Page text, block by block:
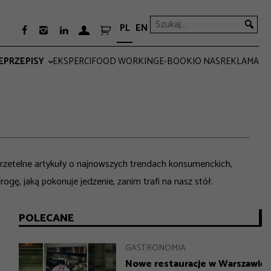
   PL EN
PRZEPISY EKSPERCIFOOD WORKINGE-BOOKIO NASREKLAMA
artykuły o najnowszych trendach konsumenckich,
jaką pokonuje jedzenie, zanim trafi na nasz stół.
POLECANE
GASTRONOMIA
Nowe restauracje w Warszawie
DESIGN
Jak Gen Z zmienia współczesny
INSPIRACJE
Prezenty na Dzień Mamy –
GASTRONOMIA
Nowe restauracje w Warszawie.